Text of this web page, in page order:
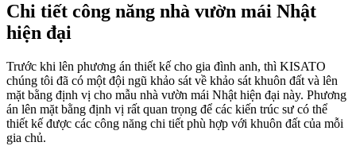
Chi tiết công năng nhà vườn mái Nhật
hiện đại
Trước khi lên phương án thiết kế cho gia đình anh, thì KISATO
chúng tôi đã có một đội ngũ khảo sát về khảo sát khuôn đất và lên
mặt bằng định vị cho mẫu nhà vườn mái Nhật hiện đại này. Phương
án lên mặt bằng định vị rất quan trọng để các kiến trúc sư có thể
thiết kế được các công năng chi tiết phù hợp với khuôn đất của mỗi
gia chủ.